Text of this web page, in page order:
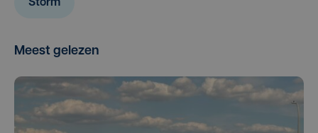
Storm
Meest gelezen